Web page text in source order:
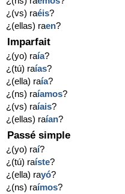
¿(vs) raéis?
¿(ellas) raen?
Imparfait
¿(yo) raía?
¿(tú) raías?
¿(ella) raía?
¿(ns) raíamos?
¿(vs) raíais?
¿(ellas) raían?
Passé simple
¿(yo) raí?
¿(tú) raíste?
¿(ella) rayó?
¿(ns) raímos?